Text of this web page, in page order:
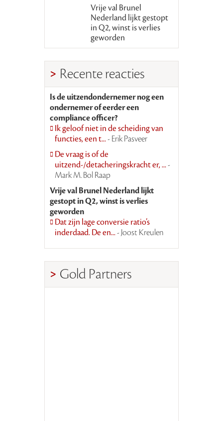
Vrije val Brunel
Nederland lijkt gestopt
in Q2, winst is verlies
geworden
Recente reacties
Is de uitzendondernemer nog een
ondernemer of eerder een
compliance officer?
Ik geloof niet in de scheiding van
functies, een t...- Erik Pasveer
De vraag is of de
uitzend-/detacheringskracht er, ...-
Mark M. Bol Raap
Vrije val Brunel Nederland lijkt
gestopt in Q2, winst is verlies
geworden
Dat zijn lage conversie ratio’s
inderdaad. De en...- Joost Kreulen
Gold Partners